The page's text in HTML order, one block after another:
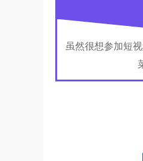
虽然很想参加短